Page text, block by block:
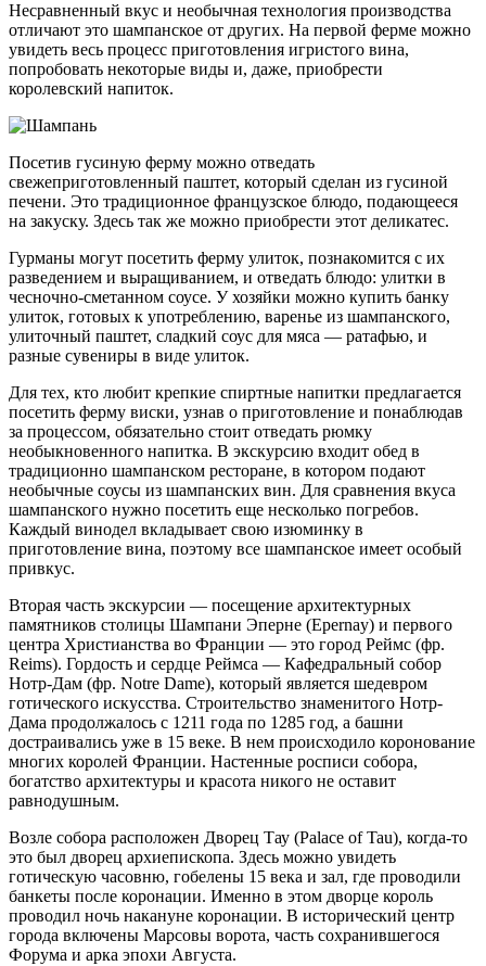
Несравненный вкус и необычная технология производства
отличают это шампанское от других. На первой ферме можно
увидеть весь процесс приготовления игристого вина,
попробовать некоторые виды и, даже, приобрести
королевский напиток.
Посетив гусиную ферму можно отведать
свежеприготовленный паштет, который сделан из гусиной
печени. Это традиционное французское блюдо, подающееся
на закуску. Здесь так же можно приобрести этот деликатес.
Гурманы могут посетить ферму улиток, познакомится с их
разведением и выращиванием, и отведать блюдо: улитки в
чесночно-сметанном соусе. У хозяйки можно купить банку
улиток, готовых к употреблению, варенье из шампанского,
улиточный паштет, сладкий соус для мяса — ратафью, и
разные сувениры в виде улиток.
Для тех, кто любит крепкие спиртные напитки предлагается
посетить ферму виски, узнав о приготовление и понаблюдав
за процессом, обязательно стоит отведать рюмку
необыкновенного напитка. В экскурсию входит обед в
традиционно шампанском ресторане, в котором подают
необычные соусы из шампанских вин. Для сравнения вкуса
шампанского нужно посетить еще несколько погребов.
Каждый винодел вкладывает свою изюминку в
приготовление вина, поэтому все шампанское имеет особый
привкус.
Вторая часть экскурсии — посещение архитектурных
памятников столицы Шампани Эперне (Epernay) и первого
центра Христианства во Франции — это город Реймс (фр.
Reims). Гордость и сердце Реймса — Кафедральный собор
Нотр-Дам (фр. Notre Dame), который является шедевром
готического искусства. Строительство знаменитого Нотр-
Дама продолжалось с 1211 года по 1285 год, а башни
достраивались уже в 15 веке. В нем происходило коронование
многих королей Франции. Настенные росписи собора,
богатство архитектуры и красота никого не оставит
равнодушным.
Возле собора расположен Дворец Тау (Palace of Tau), когда-то
это был дворец архиепископа. Здесь можно увидеть
готическую часовню, гобелены 15 века и зал, где проводили
банкеты после коронации. Именно в этом дворце король
проводил ночь накануне коронации. В исторический центр
города включены Марсовы ворота, часть сохранившегося
Форума и арка эпохи Августа.